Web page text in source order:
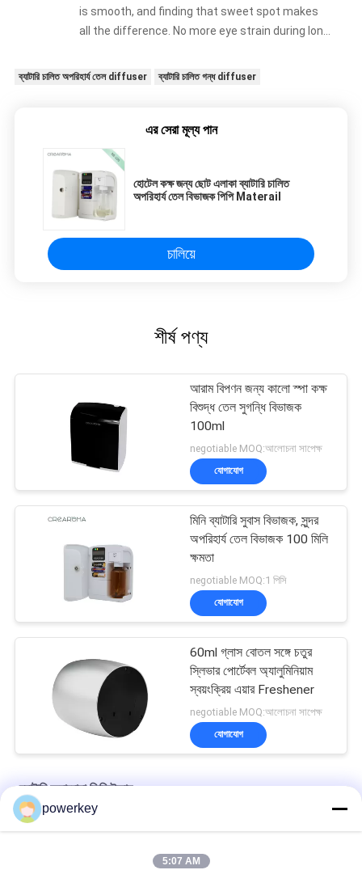
is smooth, and finding that sweet spot makes
all the difference. No more eye strain during long
set it up properly!""The Pico 4's visual clarity is
sweet spot makes all the difference. No more
eye strain during long sessions. Highly
recommend taking the time to set it up
properly!""The Pico 4's visual clarity is fantastic
once you dial in the IPD correctly. The manual
adjustment is smooth, and finding that sweet
spot makes all the difference. No more eye
strain during long sessions. Highly recommend
smooth, and finding that sweet spot makes all
ব্যাটারি চালিত অপরিহার্য তেল diffuser ব্যাটারি চালিত গন্ধ diffuser
এর সেরা মূল্য পান
হোটেল কক্ষ জন্য ছোট এলাকা ব্যাটারি চালিত
অপরিহার্য তেল বিভাজক পিপি Materail
চালিয়ে
শীর্ষ পণ্য
আরাম বিপণন জন্য কালো স্পা কক্ষ
বিশুদ্ধ তেল সুগন্ধি বিভাজক
100ml
negotiable MOQ:আলোচনা সাপেক্ষ
যোগাযোগ
মিনি ব্যাটারি সুবাস বিভাজক, সুন্দর
অপরিহার্য তেল বিভাজক 100 মিলি
ক্ষমতা
negotiable MOQ:1 পিসি
যোগাযোগ
60ml গ্লাস বোতল সঙ্গে চতুর
স্লিভার পোর্টেবল অ্যালুমিনিয়াম
স্বয়ংক্রিয় এয়ার Freshener
negotiable MOQ:আলোচনা সাপেক্ষ
যোগাযোগ
ব্যাটারি অ্যারোমা ডিফিউজার
একা দাঁড়ানো ব্যাটারি সুগন্ধি ছত্রাক ফ্যান সুগন্ধি তেল সুবাস সিস্টেম 45dba নয়েজ
মাস্টার বেডরুম ব্যাটারিটি অ্যারোমাথেরাপির ডিফুসার স্কেট নেবুলাইজার পরিচালিত
powerkey
5:07 AM